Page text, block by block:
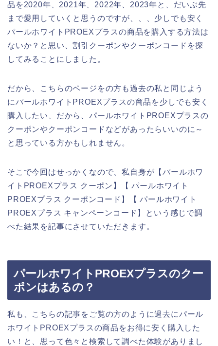
品を2020年、2021年、2022年、2023年と、だいぶ先
まで愛用していくと思うのですが、、、少しでも安く
パールホワイトPROEXプラスの商品を購入する方法は
ないか？と思い、割引クーポンやクーポンコードを探
してみることにしました。
だから、こちらのページをの方も過去の私と同じよう
にパールホワイトPROEXプラスの商品を少しでも安く
購入したい、だから、パールホワイトPROEXプラスの
クーポンやクーポンコードなどがあったらいいのに～
と思っている方かもしれません。
そこで今回はせっかくなので、私自身が【パールホワ
イトPROEXプラス クーポン】【 パールホワイト
PROEXプラス クーポンコード】【 パールホワイト
PROEXプラス キャンペーンコード】という感じで調
べた結果を記事にさせていただきます。
パールホワイトPROEXプラスのクー
ポンはあるの？
私も、こちらの記事をご覧の方のように過去にパール
ホワイトPROEXプラスの商品をお得に安く購入した
い！と、思って色々と検索して調べた体験がありまし